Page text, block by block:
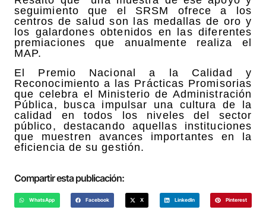
seguimiento que el SRSM ofrece a los
centros de salud son las medallas de oro y
los galardones obtenidos en las diferentes
premiaciones que anualmente realiza el
MAP.
El Premio Nacional a la Calidad y
Reconocimiento a las Prácticas Promisorias
que celebra el Ministerio de Administración
Pública, busca impulsar una cultura de la
calidad en todos los niveles del sector
público, destacando aquellas instituciones
que muestren avances importantes en la
eficiencia de su gestión.
Compartir esta publicación:
WhatsApp Facebook X LinkedIn Pinterest